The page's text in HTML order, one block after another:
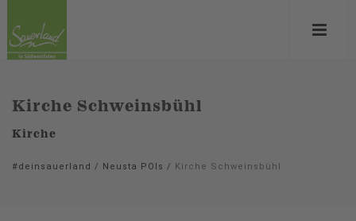
Kirche Schweinsbühl
Kirche
#deinsauerland / Neusta POIs / Kirche Schweinsbühl